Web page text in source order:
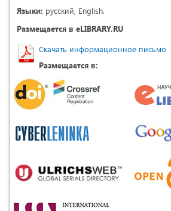
Языки: русский, English.
Размещается в eLIBRARY.RU
Скачать информационное письмо
Размещается в: